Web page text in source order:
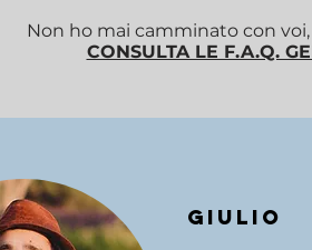
Non ho mai camminato con
CONSULTA LE F.A.Q.
GIULIO